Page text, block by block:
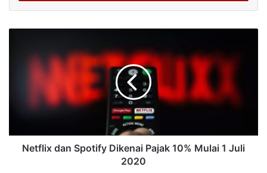
Netflix dan Spotify Dikenai Pajak 10% Mulai 1 Juli
2020